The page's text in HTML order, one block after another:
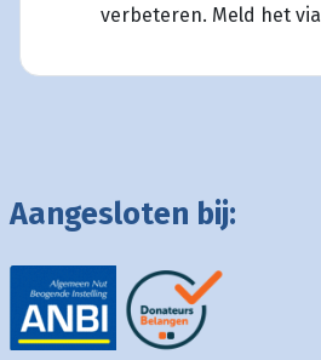
verbeteren. Meld het via
Aangesloten bij: